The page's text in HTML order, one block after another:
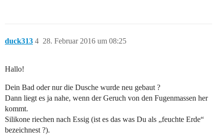
duck313 28. Februar 2016 um 08:25
4
Hallo!
Dein Bad oder nur die Dusche wurde neu gebaut ?
Dann liegt es ja nahe, wenn der Geruch von den Fugenmassen her
kommt.
Silikone riechen nach Essig (ist es das was Du als „feuchte Erde“
bezeichnest ?).